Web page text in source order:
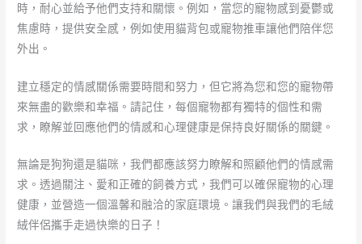
時，耐心並給予他們支持和關懷。例如，當您的寵物感到憂鬱或
焦慮時，提供安全感，例如使用貓背包或寵物推車讓他們陪伴您
外出。
建立穩定的情感關係需要時間和努力，但它將為您和您的寵物帶
來無盡的歡樂和幸福。請記住，每個寵物都有獨特的個性和需
求，瞭解並回應他們的情感和心理健康是保持良好關係的關鍵。
無論是狗狗還是貓咪，我們都應該努力瞭解和照顧他們的情感需
求。透過關注、愛和正確的飼養方式，我們可以確保寵物的心理
健康，並營造一個溫馨和融洽的家庭環境。讓我們與我們的毛絨
絨伴侶攜手走過快樂的日子！